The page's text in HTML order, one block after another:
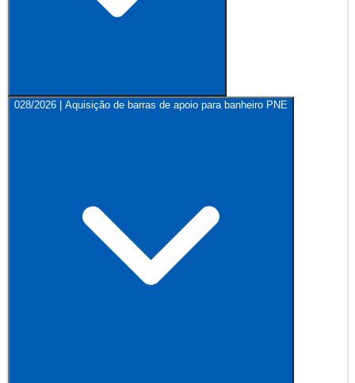
028/2026 | Aquisição de barras de apoio para banheiro PNE